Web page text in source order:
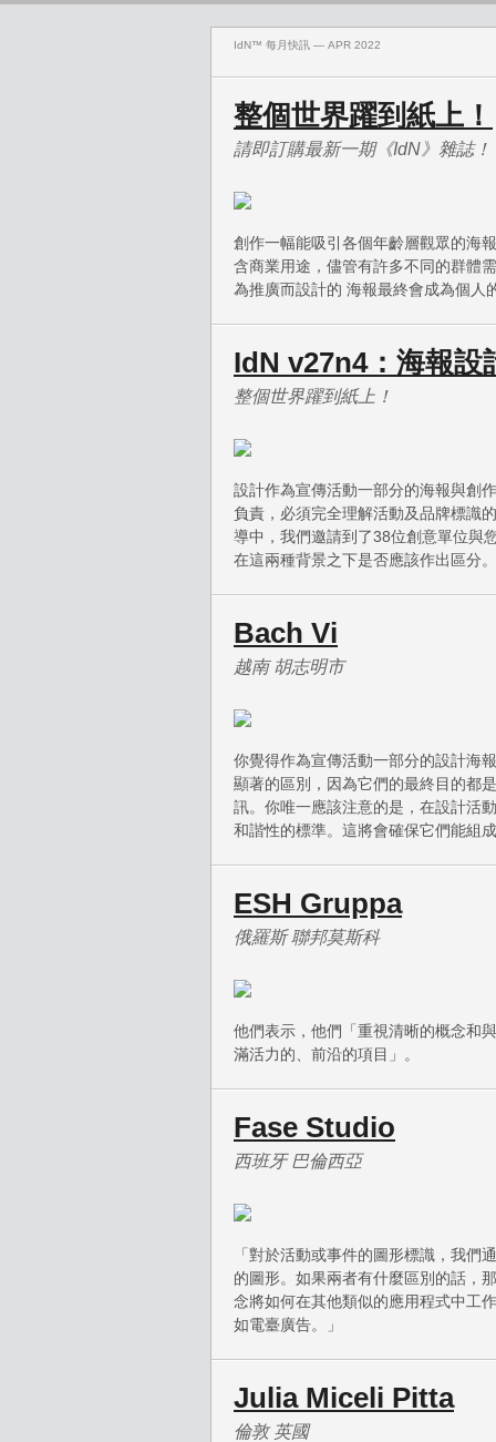
IdN™ 每月快訊 — APR 2022
整個世界躍到紙上！
請即訂購最新一期《IdN》雜誌！
創作一幅能吸引各個年齡層觀眾的海
含商業用途，儘管有許多不同的群體
為推廣而設計的 海報最終會成為個人
IdN v27n4：海報設
整個世界躍到紙上！
設計作為宣傳活動一部分的海報與創
負責，必須完全理解活動及品牌標識
導中，我們邀請到了38位創意單位與
在這兩種背景之下是否應該作出區分。
Bach Vi
越南 胡志明市
你覺得作為宣傳活動一部分的設計海
顯著的區別，因為它們的最終目的都
訊。你唯一應該注意的是，在設計活
和諧性的標準。這將會確保它們能組
ESH Gruppa
俄羅斯 聯邦莫斯科
他們表示，他們「重視清晰的概念和
滿活力的、前沿的項目」。
Fase Studio
西班牙 巴倫西亞
「對於活動或事件的圖形標識，我們
的圖形。如果兩者有什麼區別的話，
念將如何在其他類似的應用程式中工
如電臺廣告。」
Julia Miceli Pitta
倫敦 英國